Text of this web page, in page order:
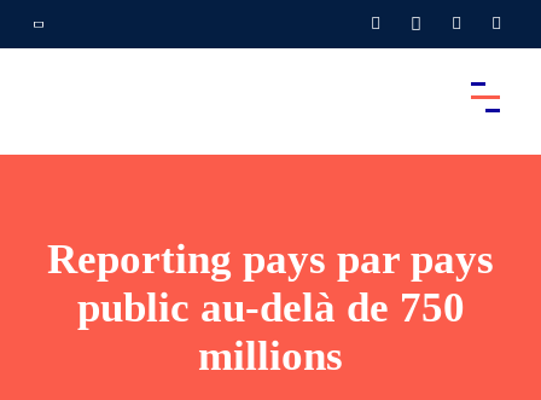
Reporting pays par pays
public au-delà de 750
millions